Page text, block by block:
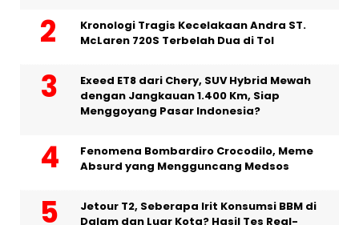
Kronologi Tragis Kecelakaan Andra ST.
McLaren 720S Terbelah Dua di Tol
Exeed ET8 dari Chery, SUV Hybrid Mewah
dengan Jangkauan 1.400 Km, Siap
Menggoyang Pasar Indonesia?
Fenomena Bombardiro Crocodilo, Meme
Absurd yang Mengguncang Medsos
Jetour T2, Seberapa Irit Konsumsi BBM di
Dalam dan Luar Kota? Hasil Tes Real-